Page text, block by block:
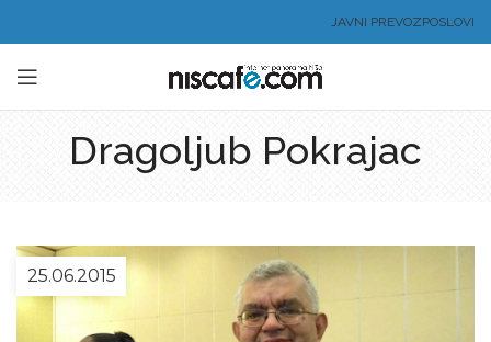
JAVNI PREVOZPOSLOVI
Dragoljub Pokrajac
25.06.2015